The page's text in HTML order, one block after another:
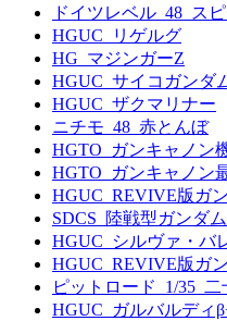
ドイツレベル_48_ス
HGUC_リゲルグ
HG_マジンガーZ
HGUC_サイコガンダ
HGUC_ザクマリナー
ニチモ_48_赤とんぼ
HGTO_ガンキャノン
HGTO_ガンキャノン
HGUC_REVIVE版ガ
SDCS_陸戦型ガンダム
HGUC_シルヴァ・バ
HGUC_REVIVE版ガ
ピットロード_1/35_
HGUC_ガルバルディ